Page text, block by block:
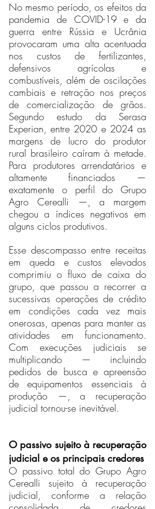
No mesmo período, os efeitos da
pandemia de COVID-19 e da
guerra entre Rússia e Ucrânia
provocaram uma alta acentuada
nos custos de fertilizantes,
defensivos agrícolas e
combustíveis, além de oscilações
cambiais e retração nos preços
de comercialização de grãos.
Segundo estudo da Serasa
Experian, entre 2020 e 2024 as
margens de lucro do produtor
rural brasileiro caíram à metade.
Para produtores arrendatários e
altamente financiados —
exatamente o perfil do Grupo
Agro Cerealli —, a margem
chegou a índices negativos em
alguns ciclos produtivos.
Esse descompasso entre receitas
em queda e custos elevados
comprimiu o fluxo de caixa do
grupo, que passou a recorrer a
sucessivas operações de crédito
em condições cada vez mais
onerosas, apenas para manter as
atividades em funcionamento.
Com execuções judiciais se
multiplicando — incluindo
pedidos de busca e apreensão
de equipamentos essenciais à
produção —, a recuperação
judicial tornou-se inevitável.
O passivo sujeito à recuperação
judicial e os principais credores
O passivo total do Grupo Agro
Cerealli sujeito à recuperação
judicial, conforme a relação